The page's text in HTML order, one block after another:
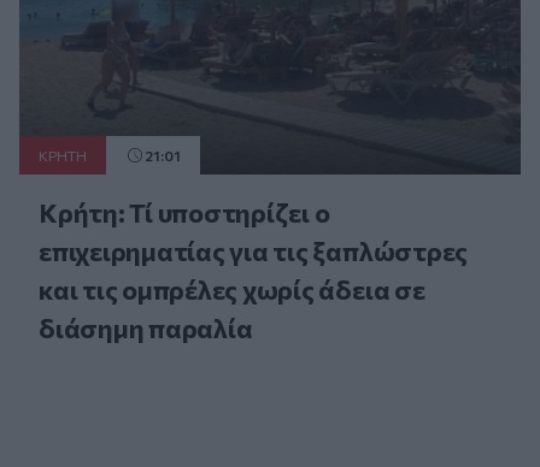
ΚΡΗΤΗ 21:01
Κρήτη: Τί υποστηρίζει ο
επιχειρηματίας για τις ξαπλώστρες
και τις ομπρέλες χωρίς άδεια σε
διάσημη παραλία